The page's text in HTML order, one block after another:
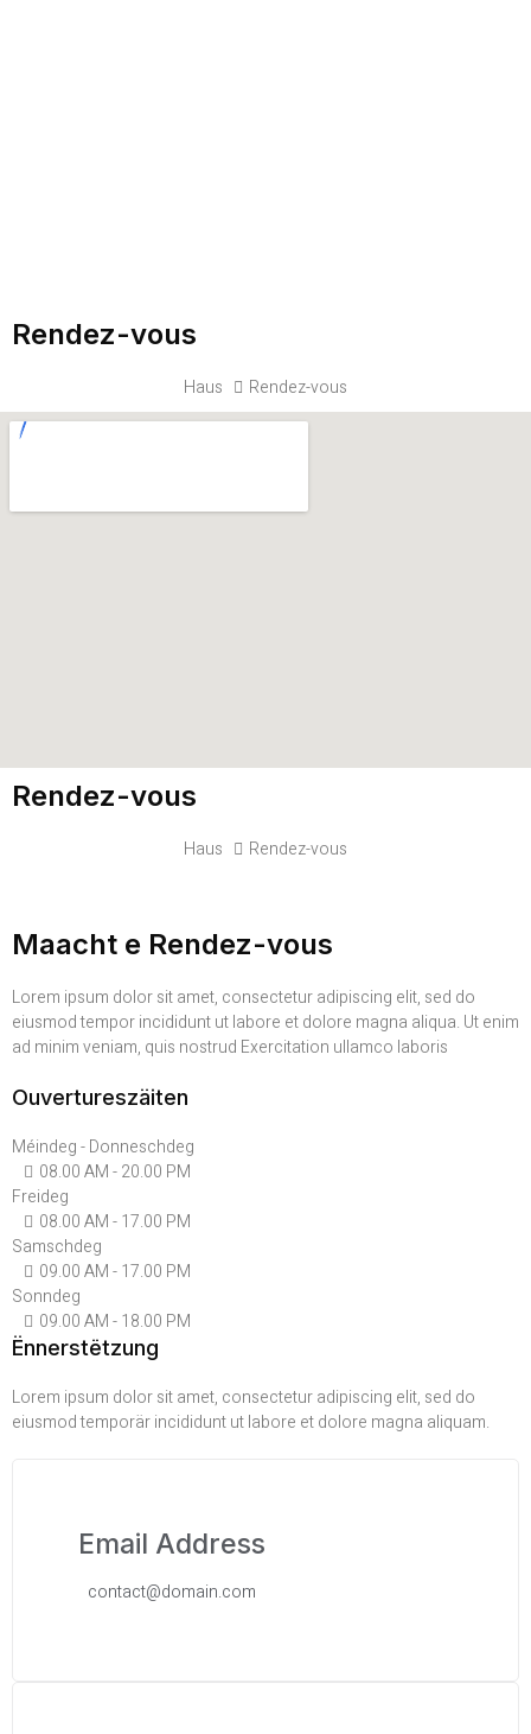
Rendez-vous
Haus Rendez-vous
Rendez-vous
Haus Rendez-vous
Maacht e Rendez-vous
Lorem ipsum dolor sit amet, consectetur adipiscing elit, sed do
eiusmod tempor incididunt ut labore et dolore magna aliqua. Ut enim
ad minim veniam, quis nostrud Exercitation ullamco laboris
Ouvertureszäiten
Méindeg - Donneschdeg
08.00 AM - 20.00 PM
Freideg
08.00 AM - 17.00 PM
Samschdeg
09.00 AM - 17.00 PM
Sonndeg
09.00 AM - 18.00 PM
Ënnerstëtzung
Lorem ipsum dolor sit amet, consectetur adipiscing elit, sed do
eiusmod temporär incididunt ut labore et dolore magna aliquam.
Email Address
contact@domain.com